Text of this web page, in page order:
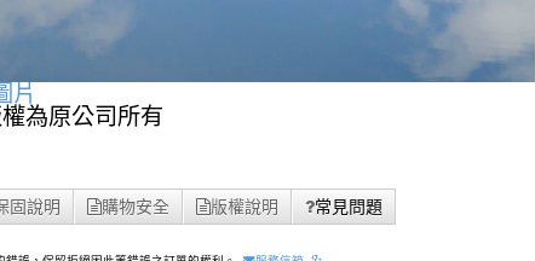
片
為原公司所有
固說明 購物安全 版權說明 常見問題